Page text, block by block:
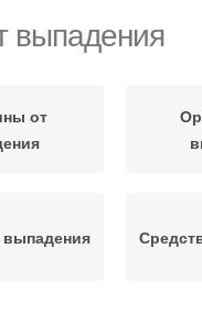
выпадения
от
выпадения